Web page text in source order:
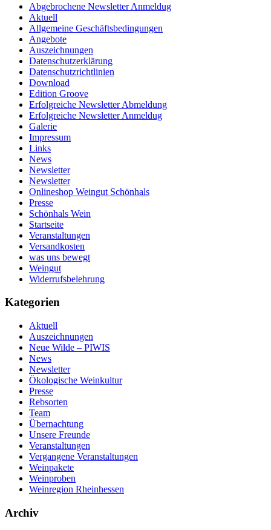
Abgebrochene Newsletter Anmeldug
Aktuell
Allgemeine Geschäftsbedingungen
Angebote
Auszeichnungen
Datenschutzerklärung
Datenschutzrichtlinien
Download
Edition Groove
Erfolgreiche Newsletter Abmeldung
Erfolgreiche Newsletter Anmeldug
Galerie
Impressum
Links
News
Newsletter
Newsletter
Onlineshop Weingut Schönhals
Presse
Schönhals Wein
Startseite
Veranstaltungen
Versandkosten
was uns bewegt
Weingut
Widerrufsbelehrung
Kategorien
Aktuell
Auszeichnungen
Neue Wilde – PIWIS
News
Newsletter
Ökologische Weinkultur
Presse
Rebsorten
Team
Übernachtung
Unsere Freunde
Veranstaltungen
Vergangene Veranstaltungen
Weinpakete
Weinproben
Weinregion Rheinhessen
Archiv